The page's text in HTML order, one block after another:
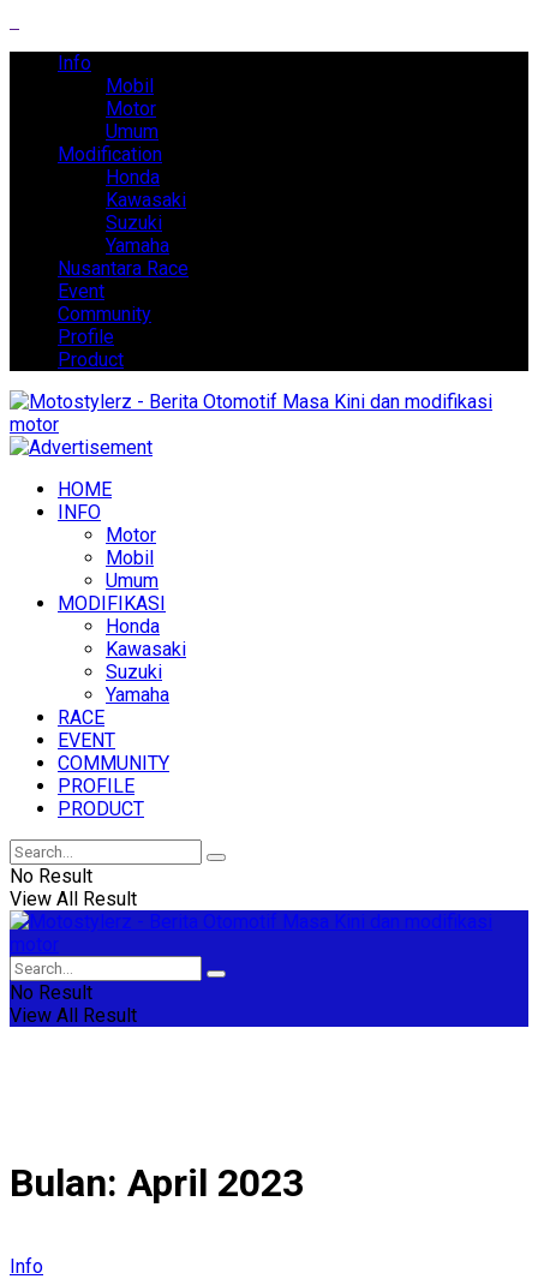
Info
Mobil
Motor
Umum
Modification
Honda
Kawasaki
Suzuki
Yamaha
Nusantara Race
Event
Community
Profile
Product
HOME
INFO
Motor
Mobil
Umum
MODIFIKASI
Honda
Kawasaki
Suzuki
Yamaha
RACE
EVENT
COMMUNITY
PROFILE
PRODUCT
No Result
View All Result
No Result
View All Result
Bulan: April 2023
Info